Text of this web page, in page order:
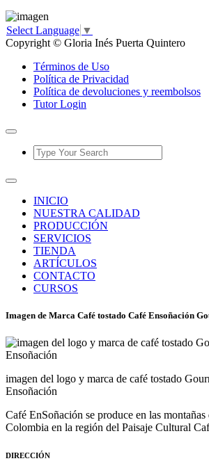
Select Language ▼
Copyright © Gloria Inés Puerta Quintero
Términos de Uso
Política de Privacidad
Política de devoluciones y reembolsos
Tutor Login
INICIO
NUESTRA CALIDAD
PRODUCCIÓN
SERVICIOS
TIENDA
ARTÍCULOS
CONTACTO
CURSOS
Imagen de Marca Café tostado Café Ensoñación
imagen del logo y marca de café tostado
Ensoñación
Café EnSoñación se produce en las
Colombia en la región del Paisaje Cultural
DIRECCIÓN